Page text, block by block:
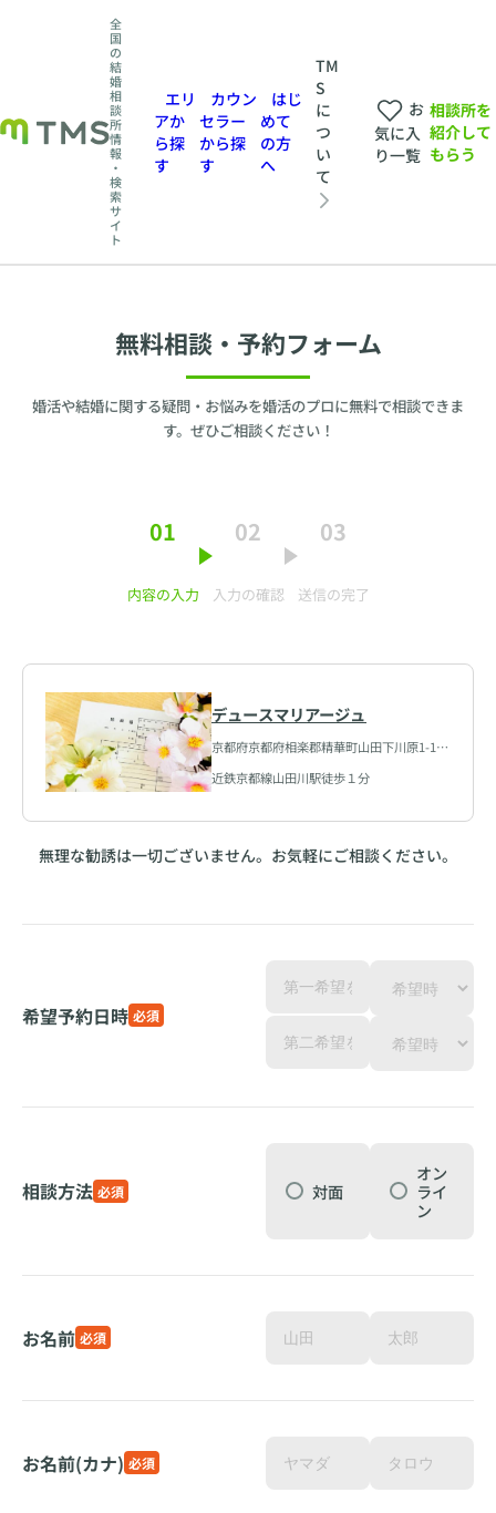
全
国
の
結
婚
相
談
所
情
報
・
検
索
サ
イ
ト
エリ
アか
ら探
す
カウン
セラー
から探
す
はじ
めて
の方
へ
TM
S
に
つ
い
て
お
気に入
り一覧
相談所を
紹介して
もらう
無料相談・予約フォーム
婚活や結婚に関する疑問・お悩みを婚活のプロに無料で相談できま
す。ぜひご相談ください！
01
内容の入力
02
入力の確認
03
送信の完了
デュースマリアージュ
京都府京都府相楽郡精華町山田下川原1-1-
近鉄京都線山田川駅徒歩１分
無理な勧誘は一切ございません。お気軽にご相談ください。
希望予約日時 必須
相談方法 必須 対面
オン
ライ
ン
お名前 必須
お名前(カナ) 必須